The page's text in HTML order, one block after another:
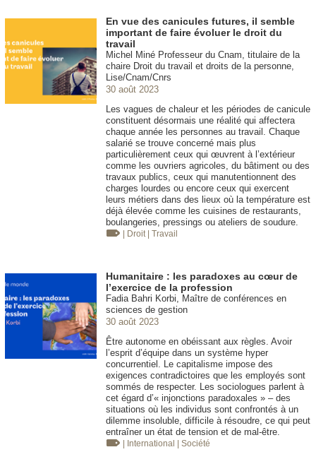
En vue des canicules futures, il semble
important de faire évoluer le droit du
travail
Michel Miné Professeur du Cnam, titulaire de la
chaire Droit du travail et droits de la personne,
Lise/Cnam/Cnrs
30 août 2023
Les vagues de chaleur et les périodes de canicule
constituent désormais une réalité qui affectera
chaque année les personnes au travail. Chaque
salarié se trouve concerné mais plus
particulièrement ceux qui œuvrent à l’extérieur
comme les ouvriers agricoles, du bâtiment ou des
travaux publics, ceux qui manutentionnent des
charges lourdes ou encore ceux qui exercent
leurs métiers dans des lieux où la température est
déjà élevée comme les cuisines de restaurants,
boulangeries, pressings ou ateliers de soudure.
| Droit | Travail
Humanitaire : les paradoxes au cœur de
l’exercice de la profession
Fadia Bahri Korbi, Maître de conférences en
sciences de gestion
30 août 2023
Être autonome en obéissant aux règles. Avoir
l’esprit d’équipe dans un système hyper
concurrentiel. Le capitalisme impose des
exigences contradictoires que les employés sont
sommés de respecter. Les sociologues parlent à
cet égard d’« injonctions paradoxales » – des
situations où les individus sont confrontés à un
dilemme insoluble, difficile à résoudre, ce qui peut
entraîner un état de tension et de mal-être.
| International | Société